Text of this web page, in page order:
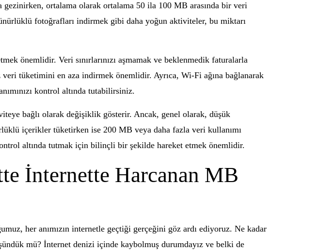
ortalama olarak ortalama 50 ila 100 MB arasında bir veri
fotoğrafları indirmek gibi daha yoğun aktiviteler, bu miktarı
önemlidir. Veri sınırlarınızı aşmamak ve beklenmedik faturalarla
tüketimini en aza indirmek önemlidir. Ayrıca, Wi-Fi ağına bağlanarak
kontrol altında tutabilirsiniz.
bağlı olarak değişiklik gösterir. Ancak, genel olarak, düşük
içerikler tüketirken ise 200 MB veya daha fazla veri kullanımı
altında tutmak için bilinçli bir şekilde hareket etmek önemlidir.
İnternette Harcanan MB
her anımızın internetle geçtiği gerçeğini göz ardı ediyoruz. Ne kadar
mü? İnternet denizi içinde kaybolmuş durumdayız ve belki de